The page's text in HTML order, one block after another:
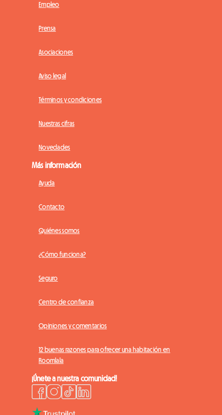
Empleo
Prensa
Asociaciones
Aviso legal
Términos y condiciones
Nuestras cifras
Novedades
Más información
Ayuda
Contacto
Quiénes somos
¿Cómo funciona?
Seguro
Centro de confianza
Opiniones y comentarios
12 buenas razones para ofrecer una habitación en
Roomlala
¡Únete a nuestra comunidad!